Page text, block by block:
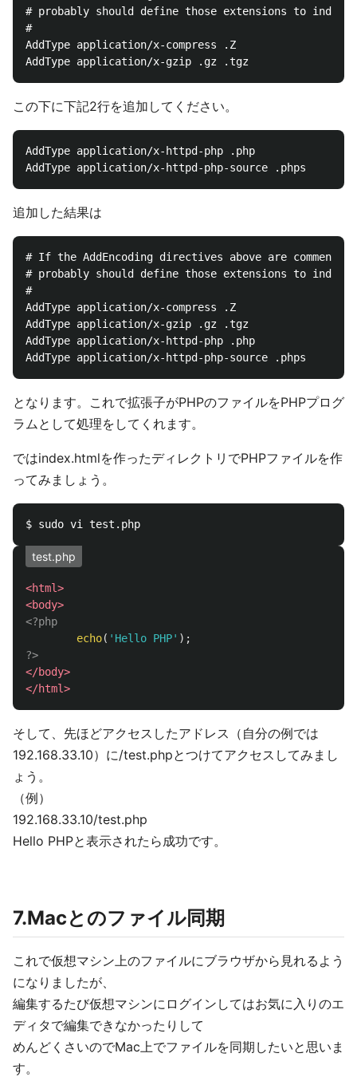
# probably should define those extensions to
#
AddType application/x-compress .Z
この下に下記2行を追加してください。
AddType application/x-httpd-php .php
追加した結果は
# If the AddEncoding directives above are
# probably should define those extensions to
#
AddType application/x-compress .Z
AddType application/x-gzip .gz .tgz
AddType application/x-httpd-php .php
となります。これで拡張子がPHPのファイルをPHPプログ
ラムとして処理をしてくれます。
ではindex.htmlを作ったディレクトリでPHPファイルを作
ってみましょう。
test.php
<html>
<body>
<?php
echo( 'Hello PHP' );
?>
</body>
</html>
そして、先ほどアクセスしたアドレス（自分の例では
192.168.33.10）に/test.phpとつけてアクセスしてみまし
ょう。
（例）
192.168.33.10/test.php
Hello PHPと表示されたら成功です。
7.Macとのファイル同期
これで仮想マシン上のファイルにブラウザから見れるよう
になりましたが、
編集するたび仮想マシンにログインしてはお気に入りのエ
ディタで編集できなかったりして
めんどくさいのでMac上でファイルを同期したいと思いま
す。